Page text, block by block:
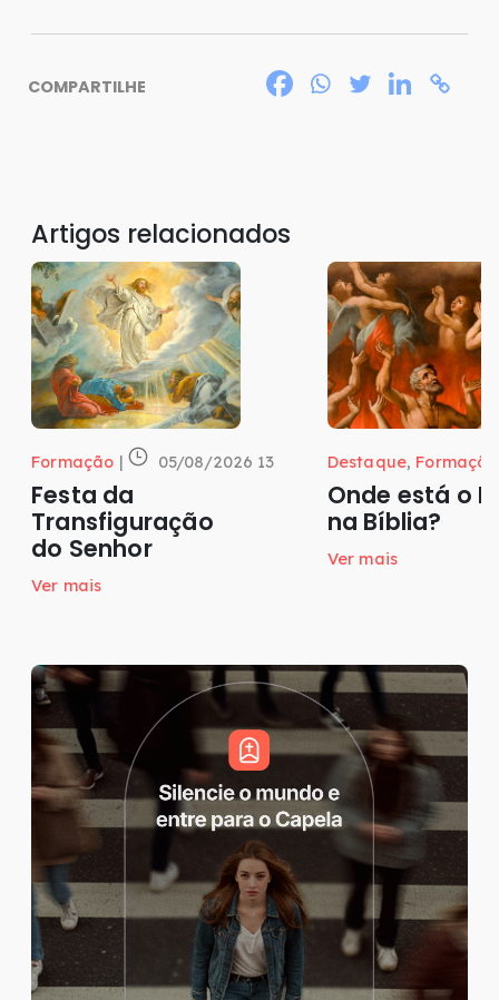
COMPARTILHE
Artigos relacionados
Formação 05/08/2026 13
Festa da
Transfiguração
do Senhor
Ver mais
Destaque, Formação
Onde está o
na Bíblia?
Ver mais